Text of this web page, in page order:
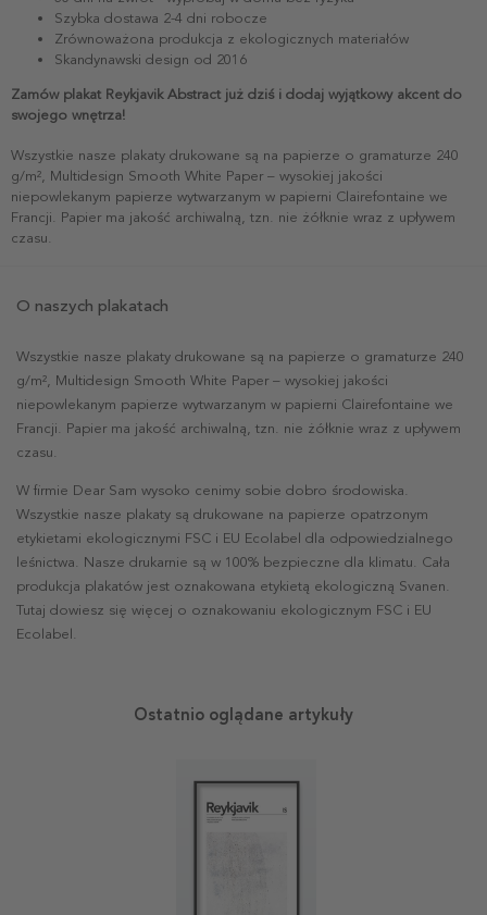
Szybka dostawa 2-4 dni robocze
Zrównoważona produkcja z ekologicznych materiałów
Skandynawski design od 2016
Zamów plakat Reykjavik Abstract już dziś i dodaj wyjątkowy akcent do
swojego wnętrza!
Wszystkie nasze plakaty drukowane są na papierze o gramaturze 240
g/m², Multidesign Smooth White Paper – wysokiej jakości
niepowlekanym papierze wytwarzanym w papierni Clairefontaine we
Francji. Papier ma jakość archiwalną, tzn. nie żółknie wraz z upływem
czasu.
O naszych plakatach
Wszystkie nasze plakaty drukowane są na papierze o gramaturze 240
g/m², Multidesign Smooth White Paper – wysokiej jakości
niepowlekanym papierze wytwarzanym w papierni Clairefontaine we
Francji. Papier ma jakość archiwalną, tzn. nie żółknie wraz z upływem
czasu.
W firmie Dear Sam wysoko cenimy sobie dobro środowiska.
Wszystkie nasze plakaty są drukowane na papierze opatrzonym
etykietami ekologicznymi FSC i EU Ecolabel dla odpowiedzialnego
leśnictwa. Nasze drukarnie są w 100% bezpieczne dla klimatu. Cała
produkcja plakatów jest oznakowana etykietą ekologiczną Svanen.
Tutaj dowiesz się więcej o oznakowaniu ekologicznym FSC i EU
Ecolabel.
Ostatnio oglądane artykuły